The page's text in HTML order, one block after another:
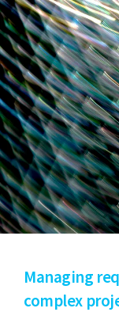
Managing
complex